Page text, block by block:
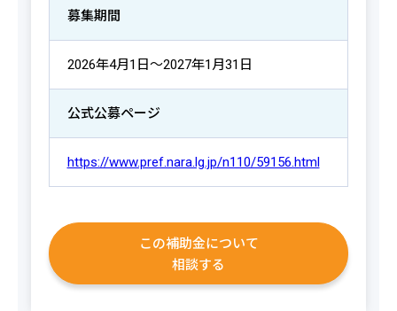
募集期間
2026年4月1日～2027年1月31日
公式公募ページ
https://www.pref.nara.lg.jp/n110/59156.html
この補助金について
相談する